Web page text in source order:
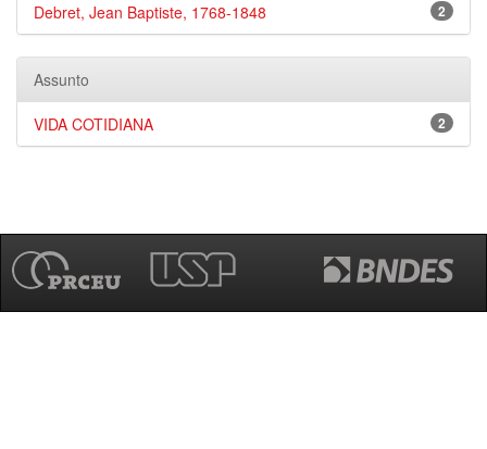
2
Debret, Jean Baptiste, 1768-1848
Assunto
2
VIDA COTIDIANA